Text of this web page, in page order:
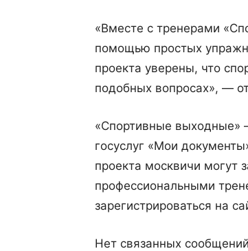
«Вместе с тренерами
помощью простых
проекта уверены, что
подобных вопросах», —
«Спортивные выходные»
госуслуг «Мои
проекта москвичи могут
профессиональными
зарегистрироваться на
Нет связанных сообщений